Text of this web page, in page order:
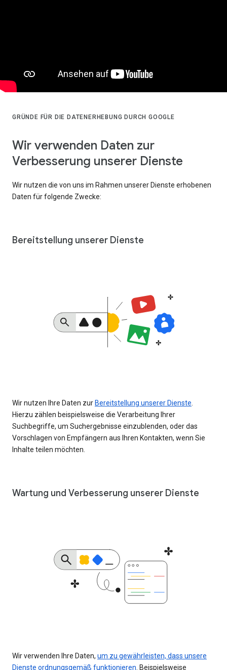
GRÜNDE FÜR DIE DATENERHEBUNG DURCH GOOGLE
Wir verwenden Daten zur
Verbesserung unserer Dienste
Wir nutzen die von uns im Rahmen unserer Dienste erhobenen
Daten für folgende Zwecke:
Bereitstellung unserer Dienste
Wir nutzen Ihre Daten zur Bereitstellung unserer Dienste
Hierzu zählen beispielsweise die Verarbeitung Ihrer
Suchbegriffe, um Suchergebnisse einzublenden, oder das
Vorschlagen von Empfängern aus Ihren Kontakten, wenn Sie
Inhalte teilen möchten.
Wartung und Verbesserung unserer Dienste
Wir verwenden Ihre Daten, um zu gewährleisten, dass unsere
Dienste ordnungsgemäß funktionieren . Beispielsweise